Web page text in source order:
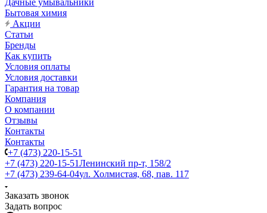
Дачные умывальники
Бытовая химия
Акции
Статьи
Бренды
Как купить
Условия оплаты
Условия доставки
Гарантия на товар
Компания
О компании
Отзывы
Контакты
Контакты
+7 (473) 220-15-51
+7 (473) 220-15-51Ленинский пр-т, 158/2
+7 (473) 239-64-04ул. Холмистая, 68, пав. 117
Заказать звонок
Задать вопрос